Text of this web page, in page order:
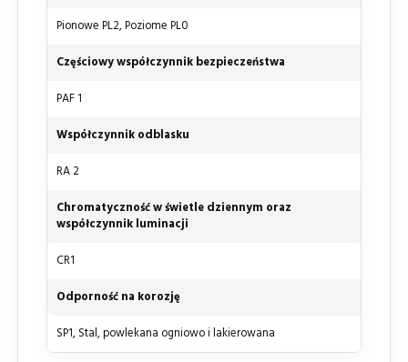
Pionowe PL2, Poziome PL0
Częściowy współczynnik bezpieczeństwa
PAF 1
Współczynnik odblasku
RA 2
Chromatyczność w świetle dziennym oraz
współczynnik luminacji
CR1
Odporność na korozję
SP1, Stal, powlekana ogniowo i lakierowana